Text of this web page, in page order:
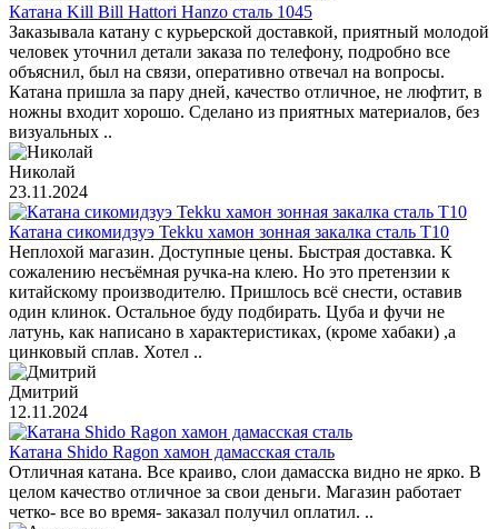
Катана Kill Bill Hattori Hanzo сталь 1045
Заказывала катану с курьерской доставкой, приятный молодой
человек уточнил детали заказа по телефону, подробно все
объяснил, был на связи, оперативно отвечал на вопросы.
Катана пришла за пару дней, качество отличное, не люфтит, в
ножны входит хорошо. Сделано из приятных материалов, без
визуальных ..
Николай
23.11.2024
Катана сикомидзуэ Tekku хамон зонная закалка сталь T10
Неплохой магазин. Доступные цены. Быстрая доставка. К
сожалению несъёмная ручка-на клею. Но это претензии к
китайскому производителю. Пришлось всё снести, оставив
один клинок. Остальное буду подбирать. Цуба и фучи не
латунь, как написано в характеристиках, (кроме хабаки) ,а
цинковый сплав. Хотел ..
Дмитрий
12.11.2024
Катана Shido Ragon хамон дамасская сталь
Отличная катана. Все краиво, слои дамасска видно не ярко. В
целом качество отличное за свои деньги. Магазин работает
четко- все во время- заказал получил оплатил. ..